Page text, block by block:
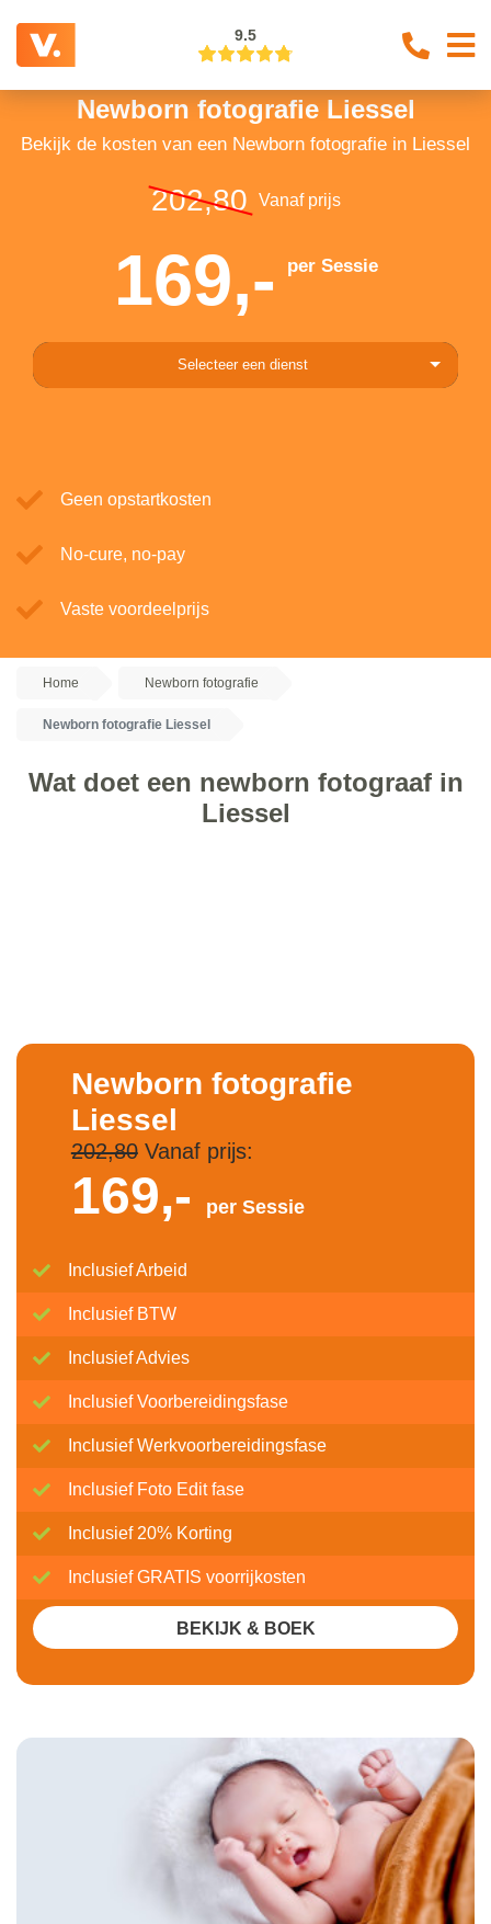
9.5
Newborn fotografie Liessel
Bekijk de kosten van een Newborn fotografie in Liessel
202,80 Vanaf prijs
169,- per Sessie
Selecteer een dienst
Geen opstartkosten
No-cure, no-pay
Vaste voordeelprijs
Home Newborn fotografie
Newborn fotografie Liessel
Wat doet een newborn fotograaf in
Liessel
Newborn fotografie
Liessel
202,80Vanaf prijs:
169,- per Sessie
Inclusief Arbeid
Inclusief BTW
Inclusief Advies
Inclusief Voorbereidingsfase
Inclusief Werkvoorbereidingsfase
Inclusief Foto Edit fase
Inclusief 20% Korting
Inclusief GRATIS voorrijkosten
BEKIJK & BOEK